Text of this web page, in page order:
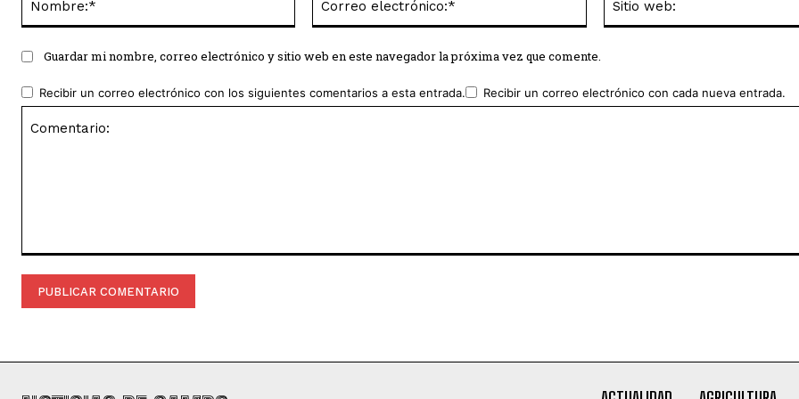
electrónico:*
Guardar mi nombre, correo electrónico y sitio web en este navegador la próxima vez que comente.
Recibir un correo electrónico con los siguientes comentarios a esta entrada. Recibir un correo electrónico con cada nueva entrada.